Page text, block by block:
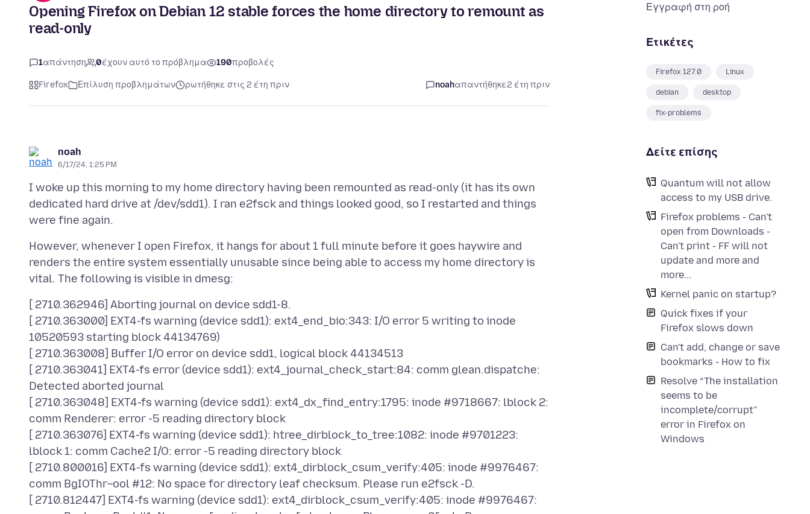
Εγγραφή στη ροή
Ετικέτες
Firefox 127.0 Linux
debian desktop
fix-problems
Δείτε επίσης
Quantum will not allow
access to my USB drive.
Firefox problems - Can't
open from Downloads -
Can't print - FF will not
update and more and
more...
Kernel panic on startup?
Quick fixes if your
Firefox slows down
Can't add, change or save
bookmarks - How to fix
Resolve “The installation
seems to be
incomplete/corrupt”
error in Firefox on
Windows
Opening Firefox on Debian 12 stable forces the home directory to remount as
read-only
1απάντηση 0έχουν αυτό το πρόβλημα 190προβολές
Firefox Επίλυση προβλημάτων ρωτήθηκε στις 2 έτη πριν noahαπαντήθηκε2 έτη πριν
noah
6/17/24, 1:25 PM
I woke up this morning to my home directory having been remounted as read-only (it has its own
dedicated hard drive at /dev/sdd1). I ran e2fsck and things looked good, so I restarted and things
However, whenever I open Firefox, it hangs for about 1 full minute before it goes haywire and
renders the entire system essentially unusable since being able to access my home directory is
[ 2710.362946] Aborting journal on device sdd1-8.
[ 2710.363000] EXT4-fs warning (device sdd1): ext4_end_bio:343: I/O error 5 writing to inode
10520593 starting block 44134769)
[ 2710.363008] Buffer I/O error on device sdd1, logical block 44134513
[ 2710.363041] EXT4-fs error (device sdd1): ext4_journal_check_start:84: comm glean.dispatche:
Detected aborted journal
[ 2710.363048] EXT4-fs warning (device sdd1): ext4_dx_find_entry:1795: inode #9718667: lblock 2:
comm Renderer: error -5 reading directory block
[ 2710.363076] EXT4-fs warning (device sdd1): htree_dirblock_to_tree:1082: inode #9701223:
lblock 1: comm Cache2 I/O: error -5 reading directory block
[ 2710.800016] EXT4-fs warning (device sdd1): ext4_dirblock_csum_verify:405: inode #9976467:
comm BgIOThr~ool #12: No space for directory leaf checksum. Please run e2fsck -D.
[ 2710.812447] EXT4-fs warning (device sdd1): ext4_dirblock_csum_verify:405: inode #9976467: